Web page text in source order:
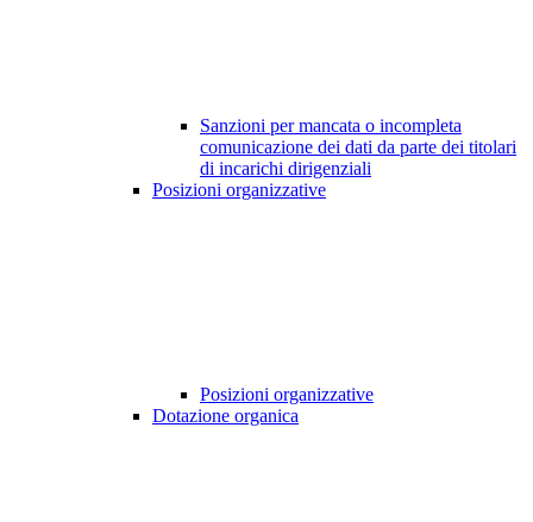
Sanzioni per mancata o incompleta
comunicazione dei dati da parte dei titolari
di incarichi dirigenziali
Posizioni organizzative
Posizioni organizzative
Dotazione organica